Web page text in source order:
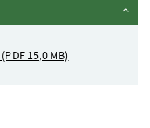
(PDF 15,0 MB)